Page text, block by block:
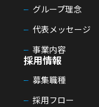
グループ理念
代表メッセージ
事業内容
採用情報
募集職種
採用フロー